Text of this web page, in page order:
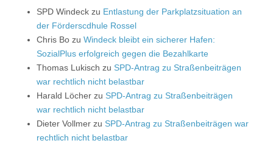
SPD Windeck zu Entlastung der Parkplatzsituation an
der Förderscdhule Rossel
Chris Bo zu Windeck bleibt ein sicherer Hafen:
SozialPlus erfolgreich gegen die Bezahlkarte
Thomas Lukisch zu SPD-Antrag zu Straßenbeiträgen
war rechtlich nicht belastbar
Harald Löcher zu SPD-Antrag zu Straßenbeiträgen
war rechtlich nicht belastbar
Dieter Vollmer zu SPD-Antrag zu Straßenbeiträgen war
rechtlich nicht belastbar